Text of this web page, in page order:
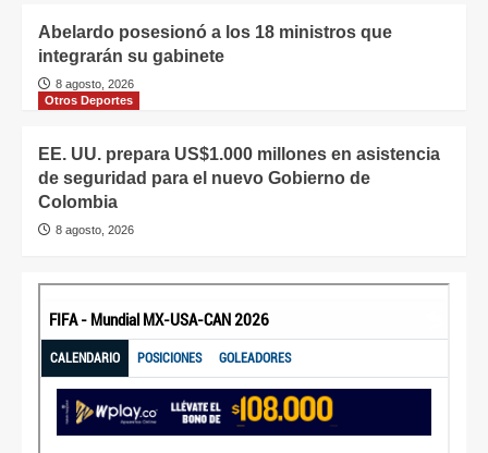
Abelardo posesionó a los 18 ministros que
integrarán su gabinete
8 agosto, 2026
Otros Deportes
EE. UU. prepara US$1.000 millones en asistencia
de seguridad para el nuevo Gobierno de
Colombia
8 agosto, 2026